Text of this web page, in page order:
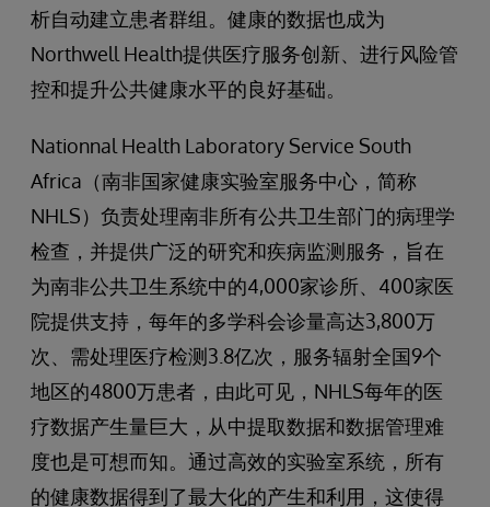
析自动建立患者群组。健康的数据也成为
Northwell Health提供医疗服务创新、进行风险管
控和提升公共健康水平的良好基础。
Nationnal Health Laboratory Service South
Africa（南非国家健康实验室服务中心，简称
NHLS）负责处理南非所有公共卫生部门的病理学
检查，并提供广泛的研究和疾病监测服务，旨在
为南非公共卫生系统中的4,000家诊所、400家医
院提供支持，每年的多学科会诊量高达3,800万
次、需处理医疗检测3.8亿次，服务辐射全国9个
地区的4800万患者，由此可见，NHLS每年的医
疗数据产生量巨大，从中提取数据和数据管理难
度也是可想而知。通过高效的实验室系统，所有
的健康数据得到了最大化的产生和利用，这使得